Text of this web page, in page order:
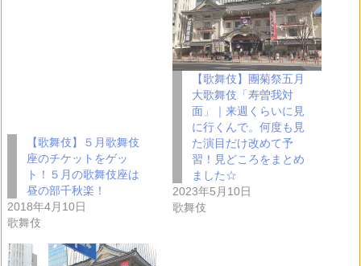
【歌舞伎】５月歌舞伎
座のチケットをゲッ
ト！５月の歌舞伎座は
昼の部千秋楽！
2018年4月10日
歌舞伎
【歌舞伎】團菊祭五月
大歌舞伎「寿曽我対
面」｜来週くらいに見
に行くんで。何度も見
た演目だけ改めて予
習！見どころをまとめ
ました☆
2023年5月10日
歌舞伎